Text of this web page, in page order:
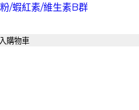
/蝦紅素/維生素B群
購物車